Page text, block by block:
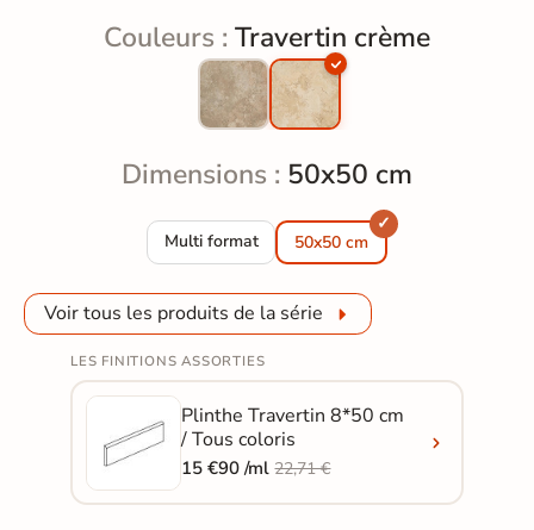
Couleurs : Travertin crème
Dimensions : 50x50 cm
Multi format
Carrelage sol extérieur effet pierre Travertin
50x50 cm
Voir tous les produits de la série
LES FINITIONS ASSORTIES
Plinthe Travertin 8*50 cm
/ Tous coloris
15 €90 /ml22,71 €